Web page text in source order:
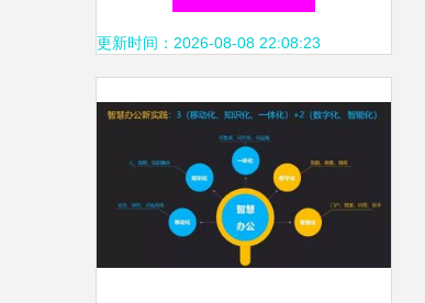
更新时间：2026-08-08 22:08:23